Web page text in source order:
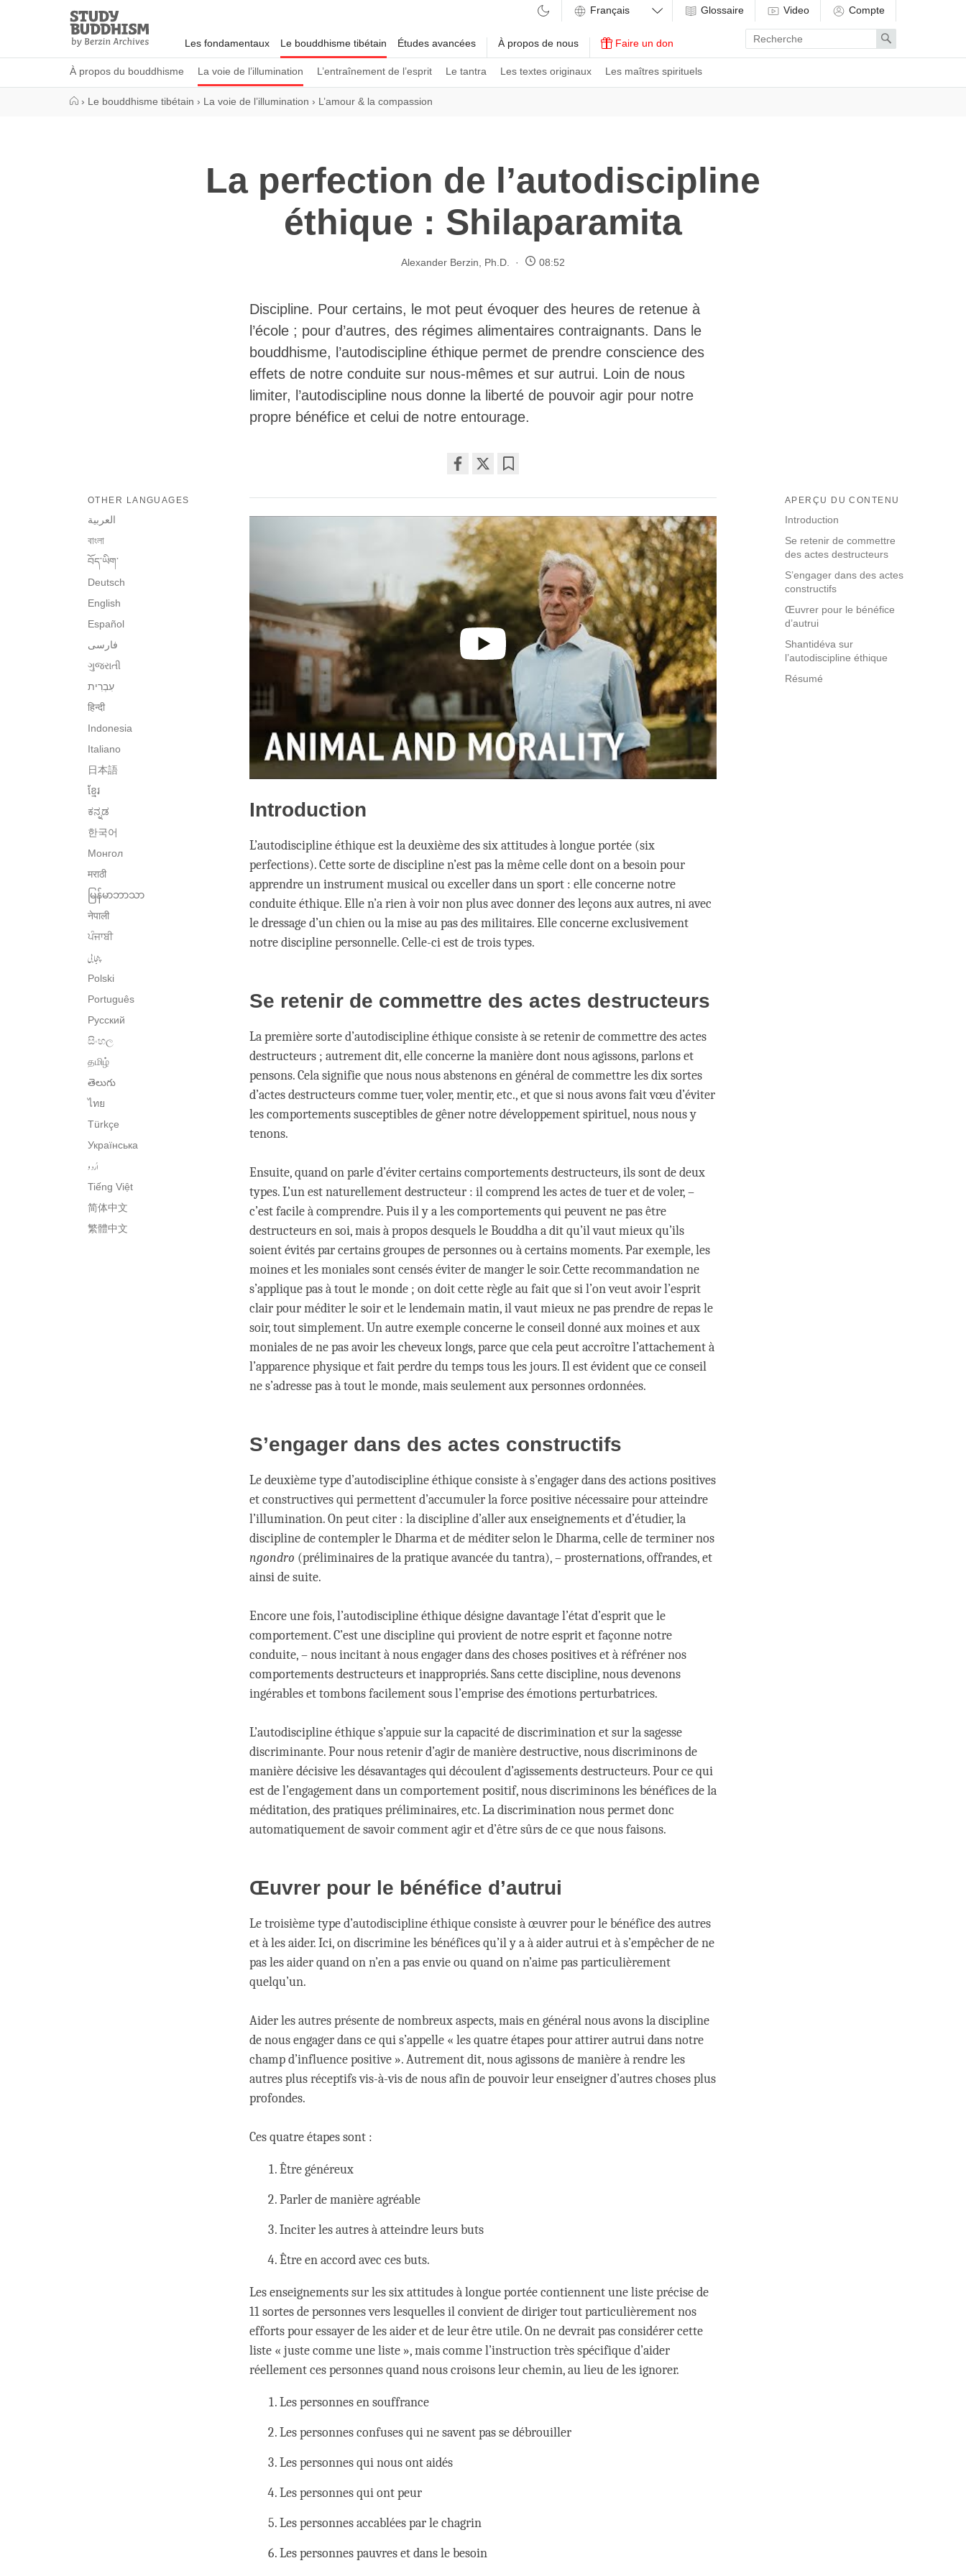
Study
Buddhism
Home
Les fondamentaux Le bouddhisme tibétain
À propos du bouddhisme La voie de l’illumination L’entraînement de l’esprit Le tantra Les textes originaux Les maîtres spirituels
Études avancées À propos de nous Faire un don
Glossaire Video Compte
Enter
search
term
Search
› Le bouddhisme tibétain › La voie de l’illumination › L’amour & la compassion
La perfection de l’autodiscipline
éthique : Shilaparamita
Alexander Berzin, Ph.D. 08:52
Discipline. Pour certains, le mot peut évoquer des heures de retenue à
l’école ; pour d’autres, des régimes alimentaires contraignants. Dans le
bouddhisme, l’autodiscipline éthique permet de prendre conscience des
effets de notre conduite sur nous-mêmes et sur autrui. Loin de nous
limiter, l’autodiscipline nous donne la liberté de pouvoir agir pour notre
propre bénéfice et celui de notre entourage.
on
facebook
APERÇU DU CONTENU
Introduction
Se retenir de commettre
des actes destructeurs
S’engager dans des actes
constructifs
Œuvrer pour le bénéfice
d’autrui
Shantidéva sur
l’autodiscipline éthique
Résumé
OTHER LANGUAGES
العربية
বাংলা
བོད་ཡིག་
Deutsch
English
Español
فارسی
ગુજરાતી
हिन्दी
Indonesia
Italiano
日本語
ខ្មែរ
ಕನ್ನಡ
한국어
Монгол
मराठी
မြန်မာဘာသာ
नेपाली
ਪੰਜਾਬੀ
پنجابی
Polski
Português
Русский
සිංහල
தமிழ்
తెలుగు
ไทย
Türkçe
Українська
اُردو
Tiếng Việt
简体中文
繁體中文
Introduction
L’autodiscipline éthique est la deuxième des six attitudes à longue portée (six
perfections). Cette sorte de discipline n’est pas la même celle dont on a besoin pour
apprendre un instrument musical ou exceller dans un sport : elle concerne notre
conduite éthique. Elle n’a rien à voir non plus avec donner des leçons aux autres, ni avec
le dressage d’un chien ou la mise au pas des militaires. Elle concerne exclusivement
notre discipline personnelle. Celle-ci est de trois types.
Se retenir de commettre des actes destructeurs
La première sorte d’autodiscipline éthique consiste à se retenir de commettre des actes
destructeurs ; autrement dit, elle concerne la manière dont nous agissons, parlons et
pensons. Cela signifie que nous nous abstenons en général de commettre les dix sortes
d’actes destructeurs comme tuer, voler, mentir, etc., et que si nous avons fait vœu d’éviter
les comportements susceptibles de gêner notre développement spirituel, nous nous y
tenons.
Ensuite, quand on parle d’éviter certains comportements destructeurs, ils sont de deux
types. L’un est naturellement destructeur : il comprend les actes de tuer et de voler, –
c’est facile à comprendre. Puis il y a les comportements qui peuvent ne pas être
destructeurs en soi, mais à propos desquels le Bouddha a dit qu’il vaut mieux qu’ils
soient évités par certains groupes de personnes ou à certains moments. Par exemple, les
moines et les moniales sont censés éviter de manger le soir. Cette recommandation ne
s’applique pas à tout le monde ; on doit cette règle au fait que si l’on veut avoir l’esprit
clair pour méditer le soir et le lendemain matin, il vaut mieux ne pas prendre de repas le
soir, tout simplement. Un autre exemple concerne le conseil donné aux moines et aux
moniales de ne pas avoir les cheveux longs, parce que cela peut accroître l’attachement à
l’apparence physique et fait perdre du temps tous les jours. Il est évident que ce conseil
ne s’adresse pas à tout le monde, mais seulement aux personnes ordonnées.
S’engager dans des actes constructifs
Le deuxième type d’autodiscipline éthique consiste à s’engager dans des actions positives
et constructives qui permettent d’accumuler la force positive nécessaire pour atteindre
l’illumination. On peut citer : la discipline d’aller aux enseignements et d’étudier, la
discipline de contempler le Dharma et de méditer selon le Dharma, celle de terminer nos
ngondro (préliminaires de la pratique avancée du tantra), – prosternations, offrandes, et
ainsi de suite.
Encore une fois, l’autodiscipline éthique désigne davantage l’état d’esprit que le
comportement. C’est une discipline qui provient de notre esprit et façonne notre
conduite, – nous incitant à nous engager dans des choses positives et à réfréner nos
comportements destructeurs et inappropriés. Sans cette discipline, nous devenons
ingérables et tombons facilement sous l’emprise des émotions perturbatrices.
L’autodiscipline éthique s’appuie sur la capacité de discrimination et sur la sagesse
discriminante. Pour nous retenir d’agir de manière destructive, nous discriminons de
manière décisive les désavantages qui découlent d’agissements destructeurs. Pour ce qui
est de l’engagement dans un comportement positif, nous discriminons les bénéfices de la
méditation, des pratiques préliminaires, etc. La discrimination nous permet donc
automatiquement de savoir comment agir et d’être sûrs de ce que nous faisons.
Œuvrer pour le bénéfice d’autrui
Le troisième type d’autodiscipline éthique consiste à œuvrer pour le bénéfice des autres
et à les aider. Ici, on discrimine les bénéfices qu’il y a à aider autrui et à s’empêcher de ne
pas les aider quand on n’en a pas envie ou quand on n’aime pas particulièrement
quelqu’un.
Aider les autres présente de nombreux aspects, mais en général nous avons la discipline
de nous engager dans ce qui s’appelle « les quatre étapes pour attirer autrui dans notre
champ d’influence positive ». Autrement dit, nous agissons de manière à rendre les
autres plus réceptifs vis-à-vis de nous afin de pouvoir leur enseigner d’autres choses plus
profondes.
Ces quatre étapes sont :
Être généreux
Parler de manière agréable
Inciter les autres à atteindre leurs buts
Être en accord avec ces buts.
Les enseignements sur les six attitudes à longue portée contiennent une liste précise de
11 sortes de personnes vers lesquelles il convient de diriger tout particulièrement nos
efforts pour essayer de les aider et de leur être utile. On ne devrait pas considérer cette
liste « juste comme une liste », mais comme l’instruction très spécifique d’aider
réellement ces personnes quand nous croisons leur chemin, au lieu de les ignorer.
Les personnes en souffrance
Les personnes confuses qui ne savent pas se débrouiller
Les personnes qui nous ont aidés
Les personnes qui ont peur
Les personnes accablées par le chagrin
Les personnes pauvres et dans le besoin